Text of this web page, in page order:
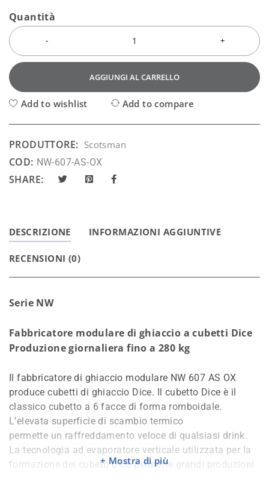
Quantità
AGGIUNGI AL CARRELLO
Add to wishlist Add to compare
PRODUTTORE: Scotsman
COD: NW-607-AS-OX
SHARE:
DESCRIZIONE INFORMAZIONI AGGIUNTIVE
RECENSIONI (0)
Serie NW
Fabbricatore modulare di ghiaccio a cubetti Dice
Produzione giornaliera fino a 280 kg
Il fabbricatore di ghiaccio modulare NW 607 AS OX
produce cubetti di ghiaccio Dice. Il cubetto Dice è il
classico cubetto a 6 facce di forma romboidale.
L’elevata superficie di scambio termico
permette un raffreddamento veloce di qualsiasi drink.
La tecnologia ad evaporatore verticale utilizzata per la
formazione dei cubetti Dice permette grandi produzioni
Mostra di più